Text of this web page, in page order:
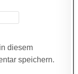
diesem
speichern.